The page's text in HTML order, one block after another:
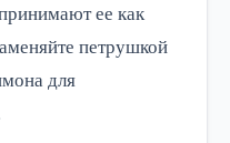
ее как
петрушкой
для